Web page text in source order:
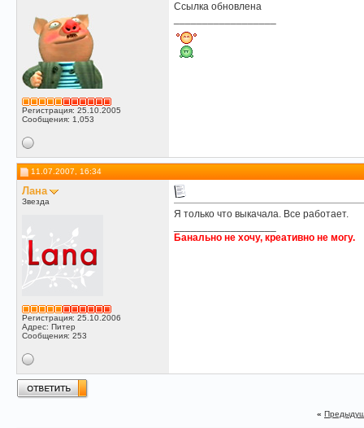
Регистрация: 25.10.2005
Сообщения: 1,053
Ссылка обновлена
11.07.2007, 16:34
Лана
Звезда
Регистрация: 25.10.2006
Адрес: Питер
Сообщения: 253
Я только что выкачала. Все работает.
Банально не хочу, креативно не могу.
«